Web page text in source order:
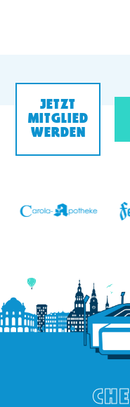
JETZT
MITGLIED
WERDEN